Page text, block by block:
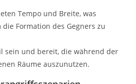
Tempo und Breite, was
Formation des Gegners zu
sein und bereit, die während der
Räume auszunutzen.